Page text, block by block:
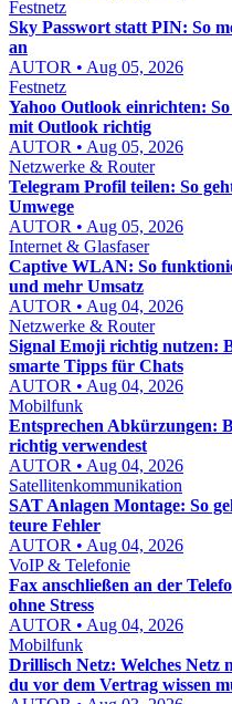
Festnetz
Sky Passwort statt PIN: So
an
AUTOR • Aug 05, 2026
Festnetz
Yahoo Outlook einrichten:
mit Outlook richtig
AUTOR • Aug 05, 2026
Netzwerke & Router
Telegram Profil teilen: So
Umwege
AUTOR • Aug 05, 2026
Internet & Glasfaser
Captive WLAN: So
und mehr Umsatz
AUTOR • Aug 04, 2026
Netzwerke & Router
Signal Emoji richtig nutzen:
smarte Tipps für Chats
AUTOR • Aug 04, 2026
Mobilfunk
Entsprechen Abkürzungen:
richtig verwendest
AUTOR • Aug 04, 2026
Satellitenkommunikation
SAT Anlagen Montage: So
teure Fehler
AUTOR • Aug 04, 2026
VoIP & Telefonie
Fax anschließen an der
ohne Stress
AUTOR • Aug 04, 2026
Mobilfunk
Drillisch Netz: Welches
du vor dem Vertrag wissen